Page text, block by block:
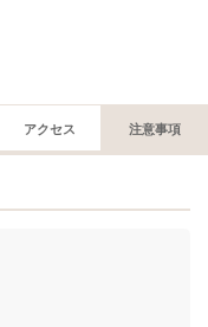
アクセス 注意事項